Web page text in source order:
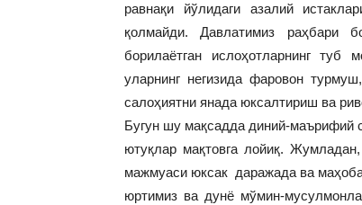
равнақи йўлидаги азалий
қолмайди. Давлатимиз раҳбари
борилаётган ислоҳотларнинг туб
уларнинг негизида фаровон
салоҳиятни янада юксалтириш ва
Бугун шу мақсадда диний-маърифий
ютуқлар мақтовга лойиқ.
мажмуаси юксак даражада ва
юртимиз ва дунё мўмин-